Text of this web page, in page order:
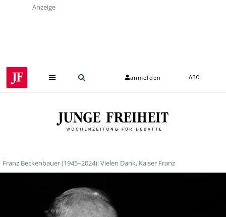
Anzeige
anmelden ABO
Franz Beckenbauer (1945–2024): Vielen Dank, Kaiser Franz